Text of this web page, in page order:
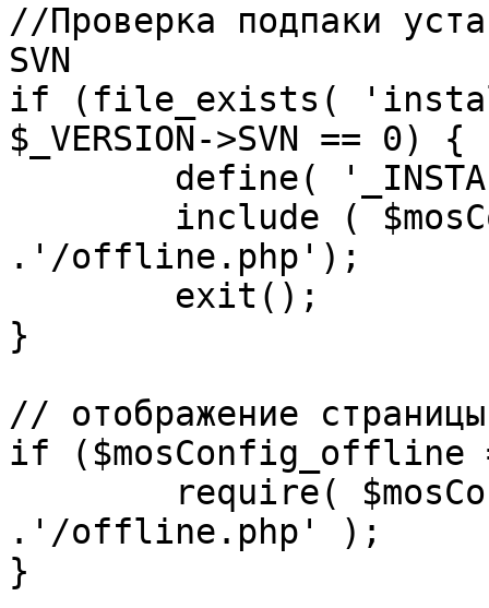
//Проверка подпаки
SVN
if (file_exists(
$_VERSION->SVN == 0) {
.'/offline.php');
}
// отображение
if ($mosConfig_offline
.'/offline.php' );
}